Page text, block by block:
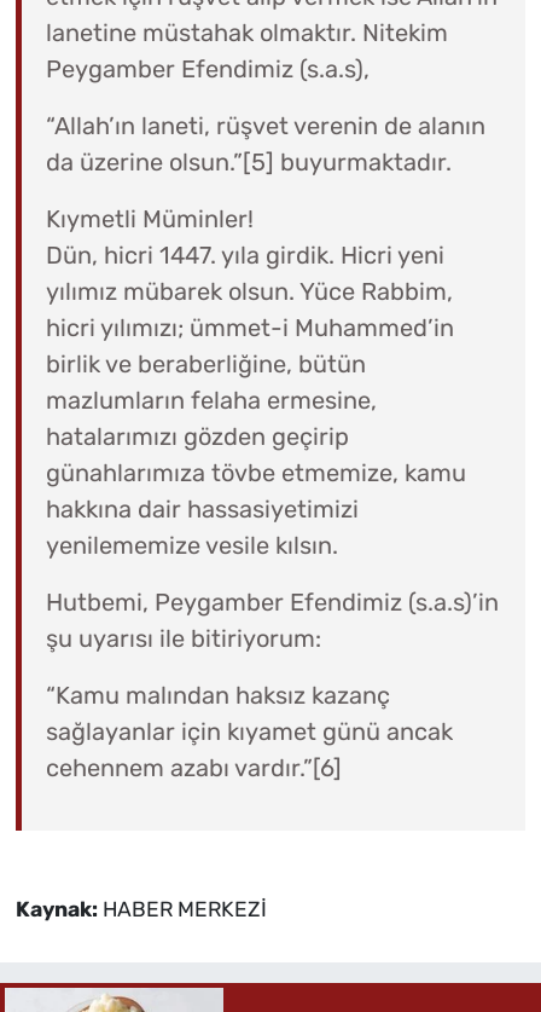
lanetine müstahak olmaktır. Nitekim
Peygamber Efendimiz (s.a.s),
“Allah’ın laneti, rüşvet verenin de alanın
da üzerine olsun.”[5] buyurmaktadır.
Kıymetli Müminler!
Dün, hicri 1447. yıla girdik. Hicri yeni
yılımız mübarek olsun. Yüce Rabbim,
hicri yılımızı; ümmet-i Muhammed’in
birlik ve beraberliğine, bütün
mazlumların felaha ermesine,
hatalarımızı gözden geçirip
günahlarımıza tövbe etmemize, kamu
hakkına dair hassasiyetimizi
yenilememize vesile kılsın.
Hutbemi, Peygamber Efendimiz (s.a.s)’in
şu uyarısı ile bitiriyorum:
“Kamu malından haksız kazanç
sağlayanlar için kıyamet günü ancak
cehennem azabı vardır.”[6]
Kaynak: HABER MERKEZİ